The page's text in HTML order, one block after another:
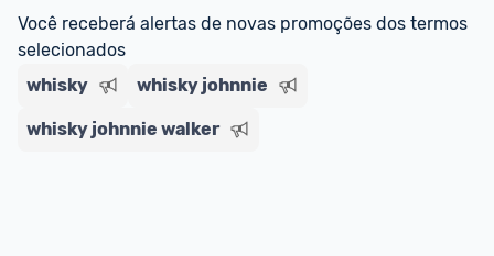
Você receberá alertas de novas promoções dos termos
selecionados
whisky
whisky johnnie
whisky johnnie walker